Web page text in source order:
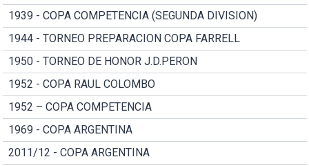
1939 - COPA COMPETENCIA (SEGUNDA DIVISION)
1944 - TORNEO PREPARACION COPA FARRELL
1950 - TORNEO DE HONOR J.D.PERON
1952 - COPA RAUL COLOMBO
1952 – COPA COMPETENCIA
1969 - COPA ARGENTINA
2011/12 - COPA ARGENTINA